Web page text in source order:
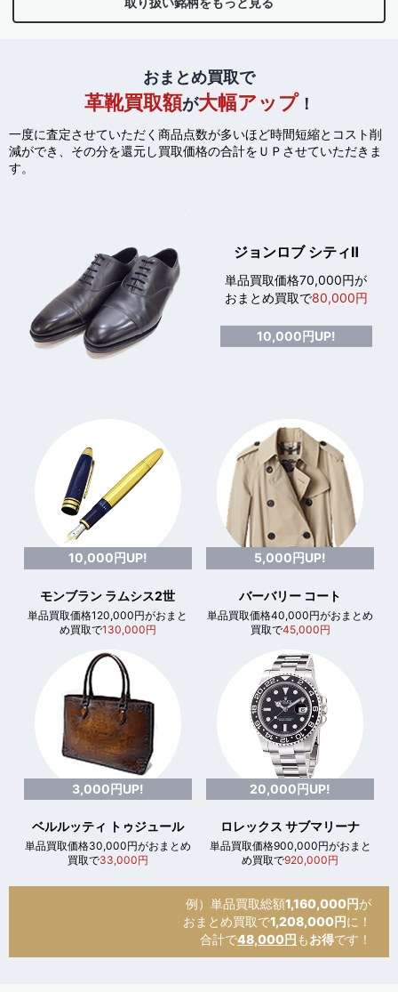
おまとめ買取で
革靴買取額が大幅アップ！
一度に査定させていただく商品点数が多いほど時間短縮とコスト削
減ができ、 その分を還元し買取価格の合計をＵＰさせていただきま
す。
ジョンロブ シティⅡ
単品買取価格70,000円が
おまとめ買取で80,000円
10,000円UP!
10,000円UP!
モンブラン ラムシス2世
単品買取価格120,000円がおまと
め買取で130,000円
5,000円UP!
バーバリー コート
単品買取価格40,000円がおまとめ
買取で45,000円
3,000円UP!
ベルルッティ トゥジュール
単品買取価格30,000円がおまとめ
買取で33,000円
20,000円UP!
ロレックス サブマリーナ
単品買取価格900,000円がおまと
め買取で920,000円
例）単品買取総額1,160,000円が
おまとめ買取で1,208,000円に！
合計で48,000円 もお得です！